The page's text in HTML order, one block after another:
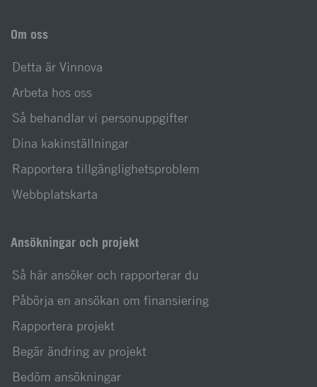
Om oss
Detta är Vinnova
Arbeta hos oss
Så behandlar vi personuppgifter
Dina kakinställningar
Rapportera tillgänglighetsproblem
Webbplatskarta
Ansökningar och projekt
Så här ansöker och rapporterar du
Påbörja en ansökan om finansiering
Rapportera projekt
Begär ändring av projekt
Bedöm ansökningar